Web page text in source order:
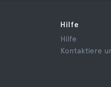
Hilfe
Hilfe
Kontaktiere